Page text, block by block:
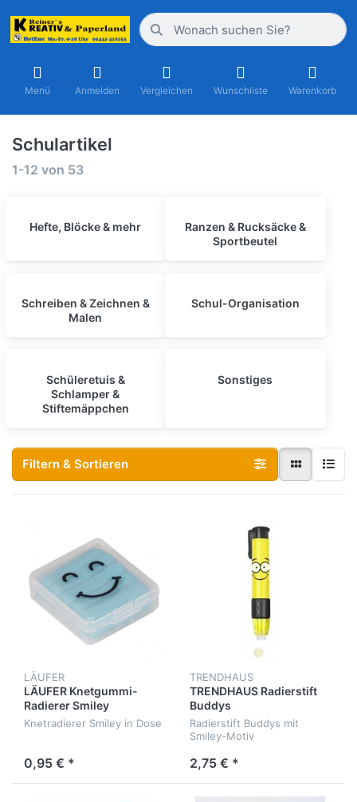
Menü Anmelden Vergleichen Wunschliste Warenkorb
Schulartikel
1-12 von 53
Hefte, Blöcke & mehr
Ranzen & Rucksäcke &
Sportbeutel
Schreiben & Zeichnen &
Malen
Schul-Organisation
Schüleretuis &
Schlamper &
Stiftemäppchen
Sonstiges
Filtern & Sortieren
LÄUFER
LÄUFER Knetgummi-
Radierer Smiley
Knetradierer Smiley in Dose
0,95 € *
TRENDHAUS
TRENDHAUS Radierstift
Buddys
Radierstift Buddys mit
Smiley-Motiv
2,75 € *